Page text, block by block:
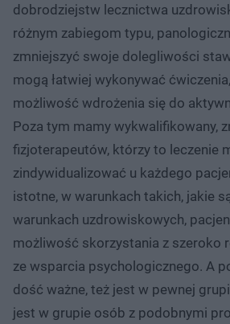
dobrodziejstw lecznictwa
różnym zabiegom typu,
zmniejszyć swoje dolegliwości
mogą łatwiej wykonywać
możliwość wdrożenia się do
Poza tym mamy wykwalifikowany,
fizjoterapeutów, którzy to leczenie
zindywidualizować u każdego
istotne, w warunkach takich, jakie
warunkach uzdrowiskowych,
możliwość skorzystania z szeroko
ze wsparcia psychologicznego. A
dość ważne, też jest w pewnej
jest w grupie osób z podobnymi